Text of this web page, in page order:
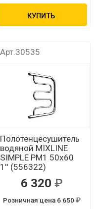
КУПИТЬ
Арт.30535
Полотенцесушитель
водяной MIXLINE
SIMPLE PM1 50х60
1'' (556322)
6 320
Розничная цена 6 650